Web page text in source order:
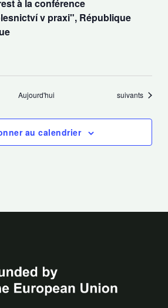
à la conférence
v praxi", République
Aujourd'hui Évènements
suivants
au calendrier